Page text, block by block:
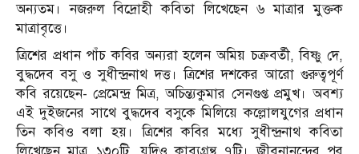
অন্যতম। নজরুল বিদ্রোহী কবিতা লিখেছেন ৬ মাত্রার মুক্তক
মাত্রাবৃত্তে।
ত্রিশের প্রধান পাঁচ কবির অন্যরা হলেন অমিয় চক্রবর্তী, বিষ্ণু দে,
বুদ্ধদেব বসু ও সুধীন্দ্রনাথ দত্ত। ত্রিশের দশকের আরো গুরুত্বপূর্ণ
কবি রয়েছেন- প্রেমেন্দ্র মিত্র, অচিন্ত্যকুমার সেনগুপ্ত প্রমুখ। অবশ্য
এই দুইজনের সাথে বুদ্ধদেব বসুকে মিলিয়ে কল্লোলযুগের প্রধান
তিন কবিও বলা হয়। ত্রিশের কবির মধ্যে সুধীন্দ্রনাথ কবিতা